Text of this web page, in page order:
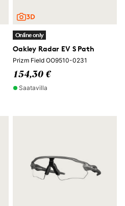
Online only
Oakley Radar EV S Path
Prizm Field OO9510-0231
154,30 €
Saatavilla